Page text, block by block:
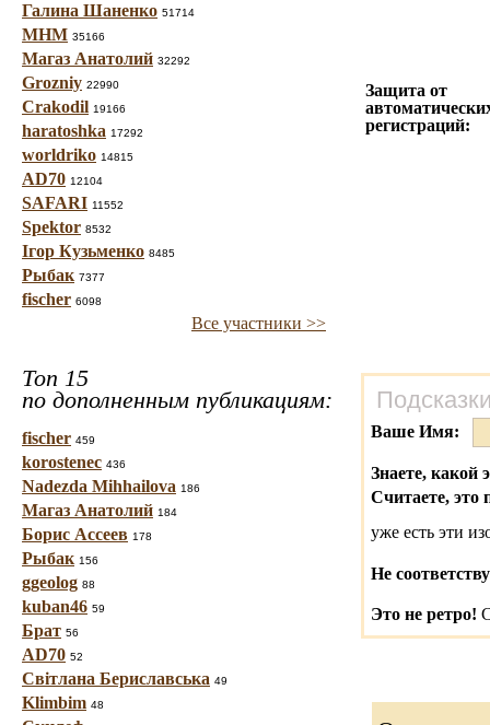
Галина Шаненко 51714
МНМ 35166
Магаз Анатолий 32292
Grozniy 22990
Crakodil 19166
haratoshka 17292
worldriko 14815
AD70 12104
SAFARI 11552
Spektor 8532
Ігор Кузьменко 8485
Рыбак 7377
fischer 6098
Все участники >>
Топ 15
по дополненным публикациям:
fischer 459
korostenec 436
Nadezda Mihhailova 186
Магаз Анатолий 184
Борис Ассеев 178
Рыбак 156
ggeolog 88
kuban46 59
Брат 56
AD70 52
Світлана Бериславська 49
Klimbim 48
Защита от
регистраций:
Ваше Имя:
Знаете, какой
Считаете, это
уже есть эти
Не
Это не ретро!